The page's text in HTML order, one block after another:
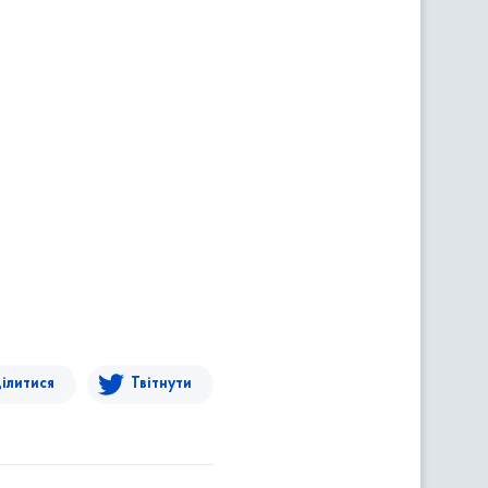
Твітнути